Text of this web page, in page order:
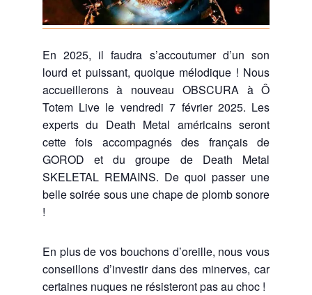
En 2025, il faudra s’accoutumer d’un son
lourd et puissant, quoique mélodique ! Nous
accueillerons à nouveau OBSCURA à Ô
Totem Live le vendredi 7 février 2025. Les
experts du Death Metal américains seront
cette fois accompagnés des français de
GOROD et du groupe de Death Metal
SKELETAL REMAINS. De quoi passer une
belle soirée sous une chape de plomb sonore
!
En plus de vos bouchons d’oreille, nous vous
conseillons d’investir dans des minerves, car
certaines nuques ne résisteront pas au choc !